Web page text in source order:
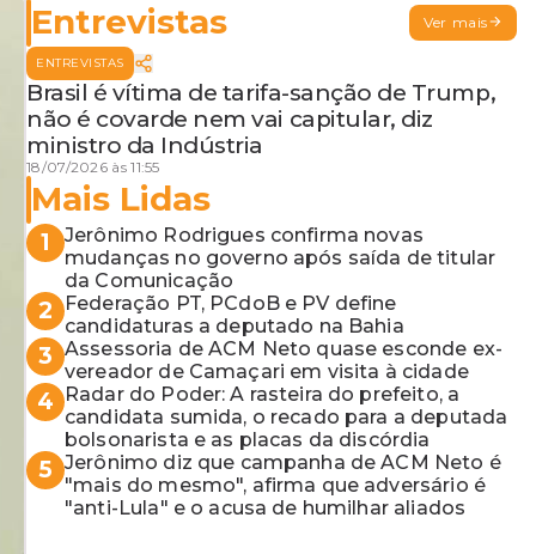
Entrevistas Ver mais
ENTREVISTAS
Brasil é vítima de tarifa-sanção de Trump,
não é covarde nem vai capitular, diz
ministro da Indústria
18/07/2026 às 11:55
Mais Lidas
1
Jerônimo Rodrigues confirma novas
mudanças no governo após saída de titular
da Comunicação
2
Federação PT, PCdoB e PV define
candidaturas a deputado na Bahia
3 Assessoria de ACM Neto quase esconde ex-
vereador de Camaçari em visita à cidade
4
Radar do Poder: A rasteira do prefeito, a
candidata sumida, o recado para a deputada
bolsonarista e as placas da discórdia
5 Jerônimo diz que campanha de ACM Neto é
"mais do mesmo", afirma que adversário é
"anti-Lula" e o acusa de humilhar aliados